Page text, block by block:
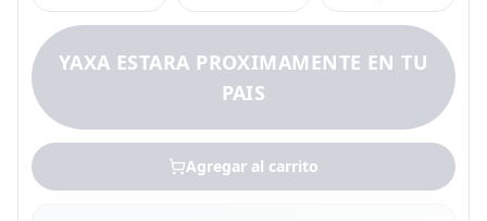
YAXA ESTARA PROXIMAMENTE EN TU
PAIS
Agregar al carrito